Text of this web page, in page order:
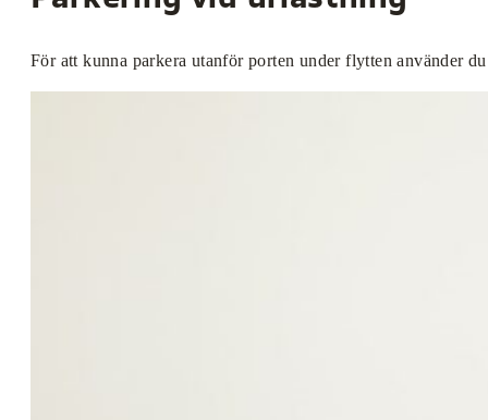
För att kunna parkera utanför porten under flytten använder